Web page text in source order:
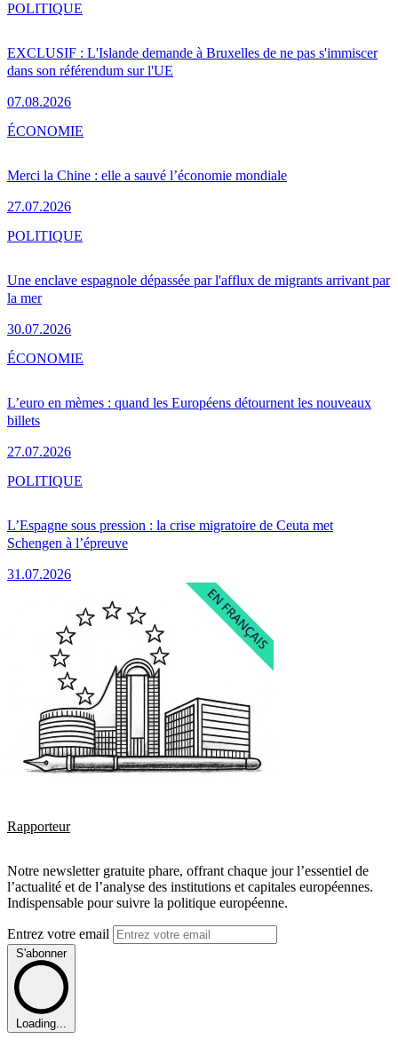
EXCLUSIF : L'Islande demande à Bruxelles de ne pas s'immiscer
dans son référendum sur l'UE
07.08.2026
POLITIQUE
Merci la Chine : elle a sauvé l’économie mondiale
27.07.2026
ÉCONOMIE
Une enclave espagnole dépassée par l'afflux de migrants arrivant par
la mer
30.07.2026
POLITIQUE
L’euro en mèmes : quand les Européens détournent les nouveaux
billets
27.07.2026
ÉCONOMIE
L’Espagne sous pression : la crise migratoire de Ceuta met
Schengen à l’épreuve
31.07.2026
POLITIQUE
Rapporteur
Notre newsletter gratuite phare, offrant chaque jour l’essentiel de
l’actualité et de l’analyse des institutions et capitales européennes.
Indispensable pour suivre la politique européenne.
Entrez votre email
S'abonner
Loading...